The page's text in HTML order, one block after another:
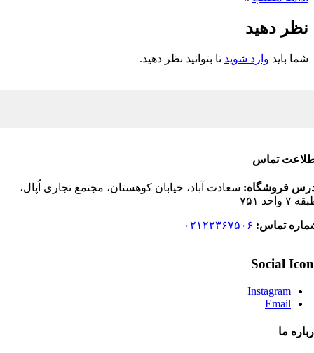
نظر دهید
شما بایدوارد شویدتا بتوانید نظر دهید.
تماس
فروشگاه:سعادت آباد، خیابان کوهستان، مجتمع تجاری اُپال،
واحد ۷۵۱
تماس: ۰۲۱۲۲۳۶۷۵۰۶
Social
Instagram
Email
ما